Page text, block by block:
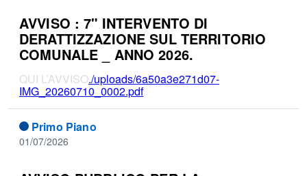
AVVISO : 7" INTERVENTO DI
DERATTIZZAZIONE SUL TERRITORIO
COMUNALE _ ANNO 2026.
QUI L’AVVISO./uploads/6a50a3e271d07-
IMG_20260710_0002.pdf
Primo Piano
01/07/2026